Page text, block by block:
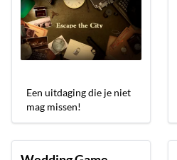
Een uitdaging die je niet
mag missen!